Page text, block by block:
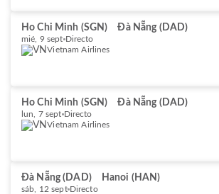
Ho Chi Minh (SGN) Đà Nẵng (DAD)
mié, 9 sept Directo
Vietnam Airlines
Ho Chi Minh (SGN) Đà Nẵng (DAD)
lun, 7 sept Directo
Vietnam Airlines
Đà Nẵng (DAD) Hanoi (HAN)
sáb, 12 sept Directo